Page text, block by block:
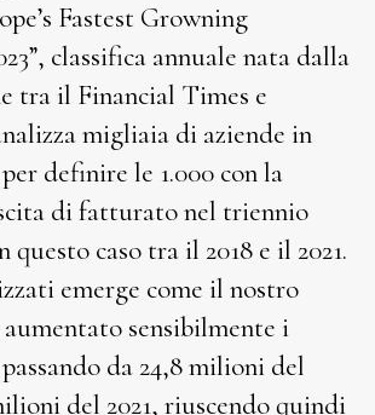
Fastest Growning
classifica annuale nata dalla
tra il Financial Times e
migliaia di aziende in
definire le 1.000 con la
di fatturato nel triennio
questo caso tra il 2018 e il 2021.
emerge come il nostro
sensibilmente i
da 24,8 milioni del
del 2021, riuscendo quindi